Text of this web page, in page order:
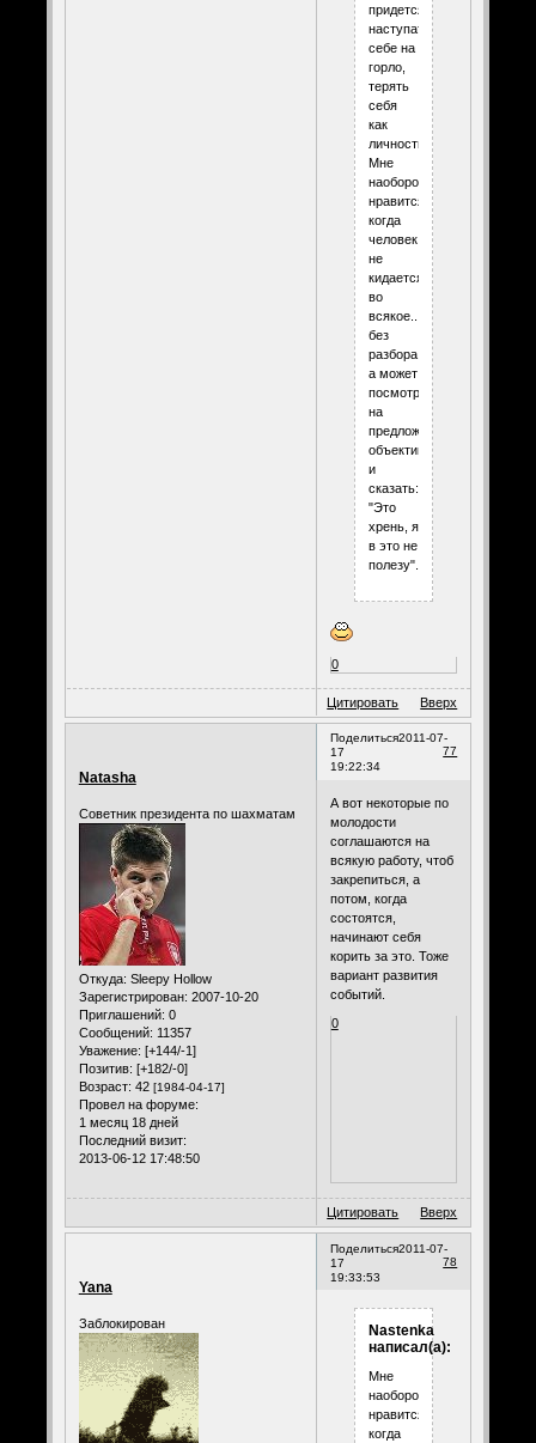
придется
наступать
себе на
горло,
терять
себя
как
личность?
Мне
наоборот
нравится
когда
человек
не
кидается
во
всякое..
без
разбора,
а может
посмотреть
на
предложение
объективно
и
сказать:
"Это
хрень, я
в это не
полезу".
0
Цитировать Вверх
Поделиться
77
2011-07-
17
19:22:34
Natasha
Советник президента по шахматам
Откуда: Sleepy Hollow
Зарегистрирован: 2007-10-20
Приглашений: 0
Сообщений: 11357
Уважение: [+144/-1]
Позитив: [+182/-0]
Возраст: 42 [1984-04-17]
Провел на форуме:
1 месяц 18 дней
Последний визит:
2013-06-12 17:48:50
А вот некоторые по
молодости
соглашаются на
всякую работу, чтоб
закрепиться, а
потом, когда
состоятся,
начинают себя
корить за это. Тоже
вариант развития
событий.
0
Цитировать Вверх
Поделиться
78
2011-07-
17
19:33:53
Yana
Заблокирован
Nastenka
написал(а):
Мне
наоборот
нравится
когда